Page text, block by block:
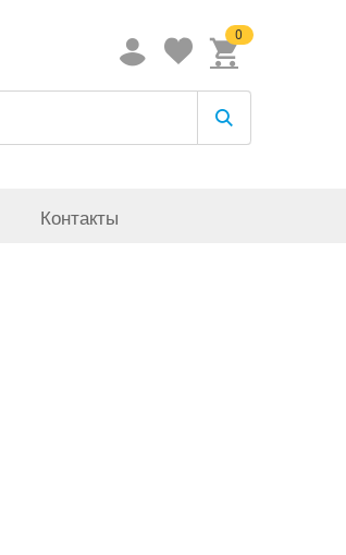
0
Контакты